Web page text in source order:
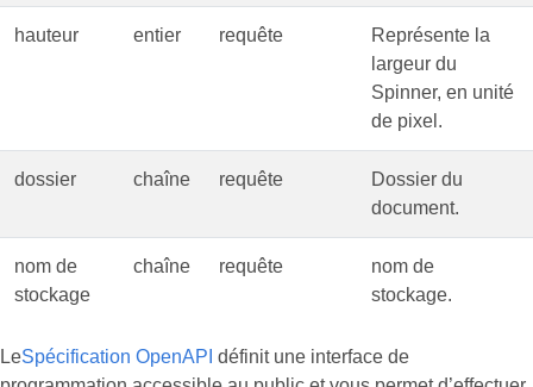
hauteur entier requête
Représente la
largeur du
Spinner, en unité
de pixel.
dossier chaîne requête
Dossier du
document.
nom de
stockage
chaîne requête
nom de
stockage.
LeSpécification OpenAPI définit une interface de